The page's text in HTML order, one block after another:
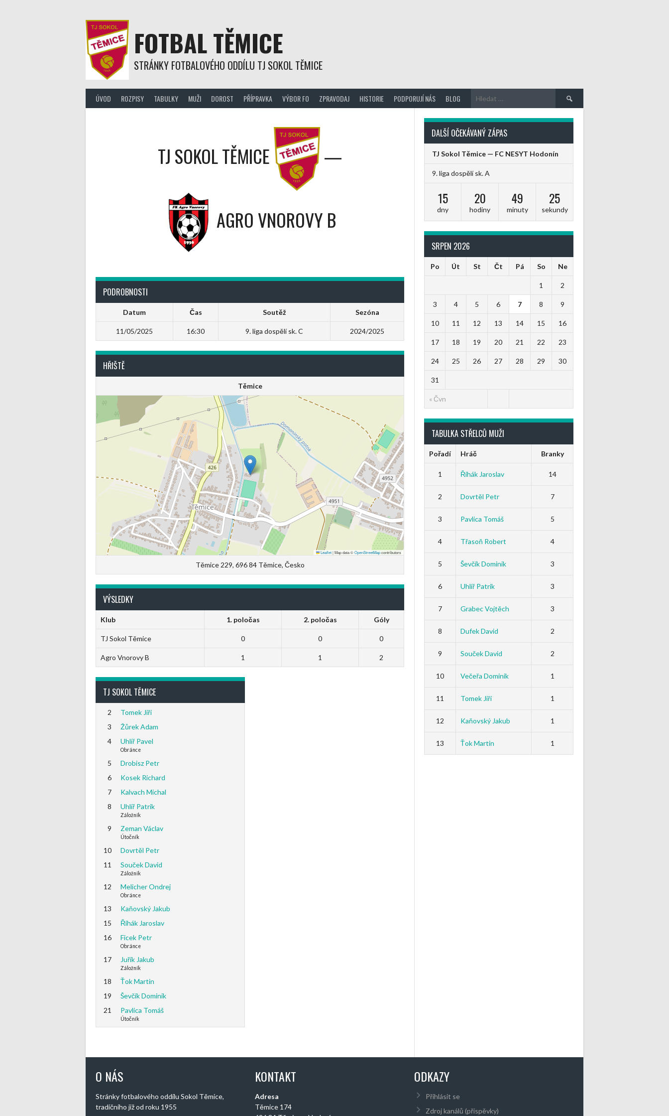
FOTBAL TĚMICE
STRÁNKY FOTBALOVÉHO ODDÍLU TJ SOKOL TĚMICE
ÚVOD ROZPISY TABULKY MUŽI DOROST PŘÍPRAVKA VÝBOR FO ZPRAVODAJ HISTORIE PODPORUJÍ NÁS BLOG Vyhledávání
TJ SOKOL TĚMICE —
AGRO VNOROVY B
PODROBNOSTI
Datum Čas Soutěž Sezóna
11/05/2025 16:30 9. liga dospělí sk. C 2024/2025
HŘIŠTĚ
Těmice
Leaflet|Map data ©OpenStreetMapcontributors
Těmice 229, 696 84 Těmice, Česko
VÝSLEDKY
Klub 1. poločas 2. poločas Góly
TJ Sokol Těmice 0 0 0
Agro Vnorovy B 1 1 2
TJ SOKOL TĚMICE
2
Tomek Jiří
3
Žůrek Adam
4
Uhlíř Pavel
Obránce
5
Drobisz Petr
6
Kosek Richard
7
Kalvach Michal
8
Uhlíř Patrik
Záložník
9 Zeman Václav
Útočník
10
Dovrtěl Petr
11
Souček David
Záložník
12 Melicher Ondrej
Obránce
13
Kaňovský Jakub
15
Řihák Jaroslav
16
Ficek Petr
Obránce
17 Juřík Jakub
Záložník
18
Ťok Martin
19
Ševčík Dominik
21
Pavlica Tomáš
Útočník
DALŠÍ OČEKÁVANÝ ZÁPAS
TJ Sokol Těmice — FC NESYT Hodonín
9. liga dospělí sk. A
15
dny
20
hodiny
49
minuty
24
sekundy
SRPEN 2026
Po Út St Čt Pá So Ne
« Čvn
1 2
3 4 5 6 7 8 9
10 11 12 13 14 15 16
17 18 19 20 21 22 23
24 25 26 27 28 29 30
31
TABULKA STŘELCŮ MUŽI
Pořadí Hráč Branky
1 Řihák Jaroslav 14
2 Dovrtěl Petr 7
3 Pavlica Tomáš 5
4 Třasoň Robert 4
5 Ševčík Dominik 3
6 Uhlíř Patrik 3
7 Grabec Vojtěch 3
8 Dufek David 2
9 Souček David 2
10 Večeřa Dominik 1
11 Tomek Jiří 1
12 Kaňovský Jakub 1
13 Ťok Martin 1
O NÁS
Stránky fotbalového oddílu Sokol Těmice,
tradičního již od roku 1955
KONTAKT
Adresa
Těmice 174
ODKAZY
Přihlásit se
Zdroj kanálů (příspěvky)